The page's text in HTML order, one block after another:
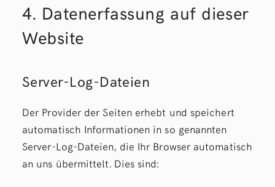
4. Datenerfassung auf dieser
Website
Server-Log-Dateien
Der Provider der Seiten erhebt und speichert
automatisch Informationen in so genannten
Server-Log-Dateien, die Ihr Browser automatisch
an uns übermittelt. Dies sind: